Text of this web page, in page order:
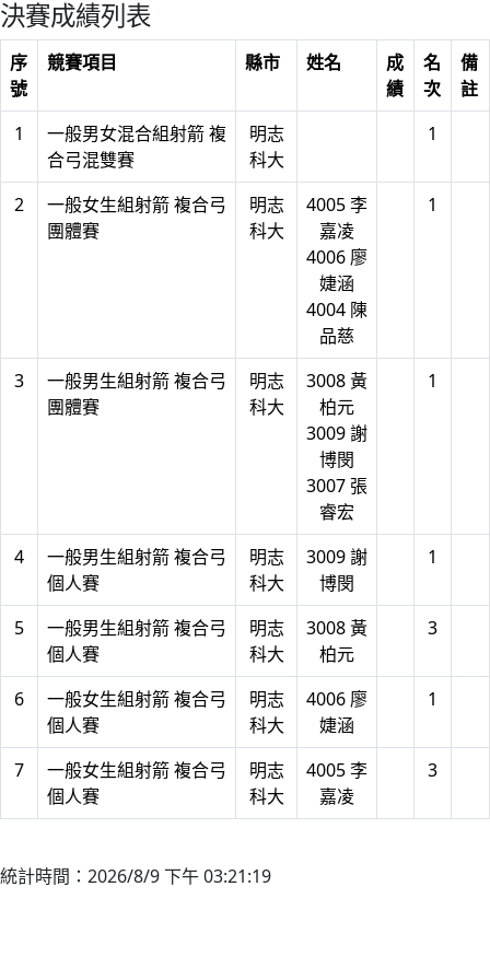
決賽成績列表
序
號
競賽項目 縣市 姓名
成
績
名
次
備
註
1
一般男女混合組射箭 複
合弓混雙賽
明志
科大
1
2
一般女生組射箭 複合弓
團體賽
明志
科大
4005 李
嘉凌
4006 廖
婕涵
4004 陳
品慈
1
3
一般男生組射箭 複合弓
團體賽
明志
科大
3008 黃
柏元
3009 謝
博閔
3007 張
睿宏
1
4
一般男生組射箭 複合弓
個人賽
明志
科大
3009 謝
博閔
1
5
一般男生組射箭 複合弓
個人賽
明志
科大
3008 黃
柏元
3
6
一般女生組射箭 複合弓
個人賽
明志
科大
4006 廖
婕涵
1
7
一般女生組射箭 複合弓
個人賽
明志
科大
4005 李
嘉凌
3
統計時間：2026/8/9 下午 03:21:19